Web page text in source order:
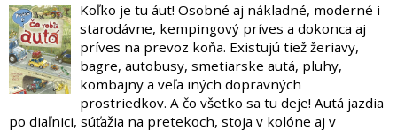
Koľko je tu áut! Osobné aj nákladné, moderné i
starodávne, kempingový príves a dokonca aj
príves na prevoz koňa. Existujú tiež žeriavy,
bagre, autobusy, smetiarske autá, pluhy,
kombajny a veľa iných dopravných
prostriedkov. A čo všetko sa tu deje! Autá jazdia
po diaľnici, súťažia na pretekoch, stoja v kolóne aj v